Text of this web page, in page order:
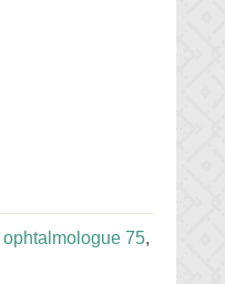
ophtalmologue 75,